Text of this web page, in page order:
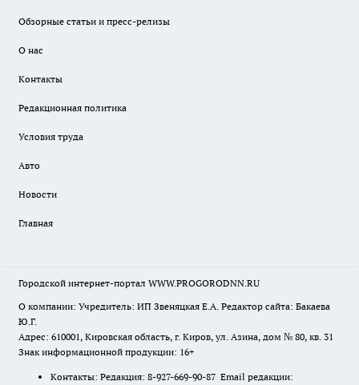
Обзорные статьи и пресс-релизы
О нас
Контакты
Редакционная политика
Условия труда
Авто
Новости
Главная
Городской интернет-портал WWW.PROGORODNN.RU
О компании: Учредитель: ИП Звеняцкая Е.А. Редактор сайта: Бакаева
Ю.Г.
Адрес: 610001, Кировская область, г. Киров, ул. Азина, дом № 80, кв. 31
Знак информационной продукции: 16+
Контакты: Редакция: 8-927-669-90-87 Email редакции: